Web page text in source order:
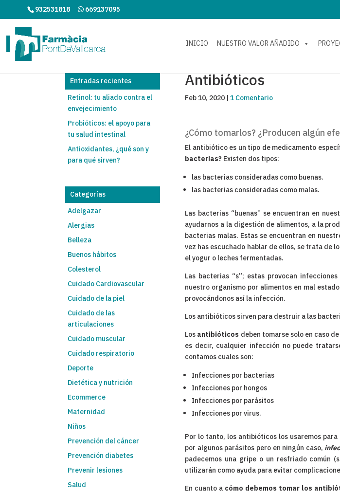
932531818 669137095
INICIO NUESTRO VALOR AÑADIDO
Antibióticos
Feb 10, 2020 |1 Comentario
¿Cómo tomarlos? ¿Producen algún
El antibiótico es un tipo de medicamento
bacterias? Existen dos tipos:
las bacterias consideradas como buenas.
las bacterias consideradas como malas.
Las bacterias “buenas” se encuentran en
ayudarnos a la digestión de alimentos, a la
bacterias malas. Estas se encuentran en
vez has escuchado hablar de ellos, se trata de
el yogur o leches fermentadas.
Las bacterias “s”; estas provocan
nuestro organismo por alimentos en mal
provocándonos así la infección.
Los antibióticos sirven para destruir a las
Losantibióticos deben tomarse solo en caso
es decir, cualquier infección no puede
contamos cuales son:
Infecciones por bacterias
Infecciones por hongos
Infecciones por parásitos
Infecciones por virus.
Por lo tanto, los antibióticos los usaremos
por algunos parásitos pero en ningún caso,
padecemos una gripe o un resfriado común
utilizarán como ayuda para evitar
En cuanto a cómo debemos tomar los
Entradas recientes
Retinol: tu aliado contra el
envejecimiento
Probióticos: el apoyo para
tu salud intestinal
Antioxidantes, ¿qué son y
para qué sirven?
Categorías
Adelgazar
Alergias
Belleza
Buenos hábitos
Colesterol
Cuidado Cardiovascular
Cuidado de la piel
Cuidado de las
articulaciones
Cuidado muscular
Cuidado respiratorio
Deporte
Dietética y nutrición
Ecommerce
Maternidad
Niños
Prevención del cáncer
Prevención diabetes
Prevenir lesiones
Salud